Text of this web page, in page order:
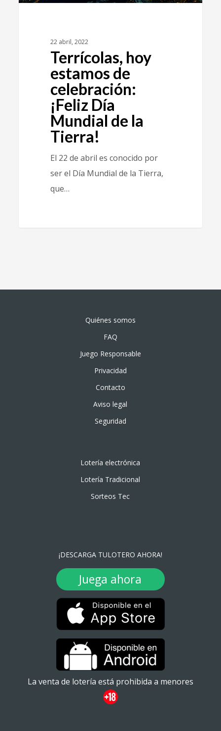
22 abril, 2022
Terrícolas, hoy
estamos de
celebración:
¡Feliz Día
Mundial de la
Tierra!
El 22 de abril es conocido por
ser el Día Mundial de la Tierra,
que…
Quiénes somos
FAQ
Juego Responsable
Privacidad
Contacto
Aviso legal
Seguridad
Lotería electrónica
Lotería Tradicional
Sorteos Tec
¡DESCARGA TULOTERO AHORA!
Juega ahora
La venta de lotería está prohibida a menores